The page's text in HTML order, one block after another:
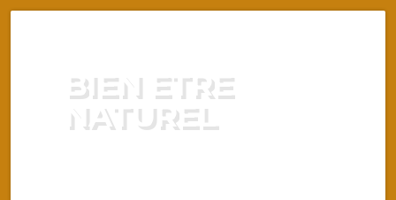
BIEN ETRE
NATUREL